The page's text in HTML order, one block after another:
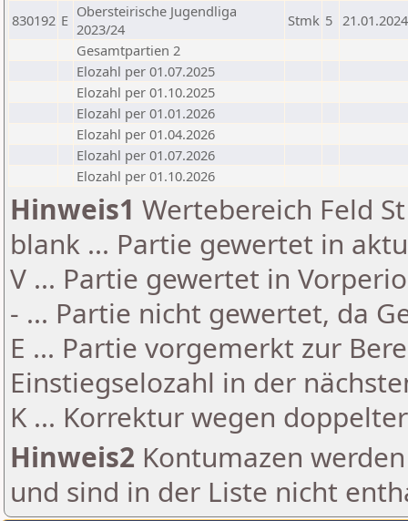
830192 E Obersteirische Jugendliga
2023/24
Stmk 5 21.01.2024
Gesamtpartien 2
Elozahl per 01.07.2025
Elozahl per 01.10.2025
Elozahl per 01.01.2026
Elozahl per 01.04.2026
Elozahl per 01.07.2026
Elozahl per 01.10.2026
Hinweis1 Wertebereich Feld
blank ... Partie gewertet in
V ... Partie gewertet in
- ... Partie nicht gewertet, da
E ... Partie vorgemerkt zur
Einstiegselozahl in der
K ... Korrektur wegen
Hinweis2 Kontumazen
und sind in der Liste nicht